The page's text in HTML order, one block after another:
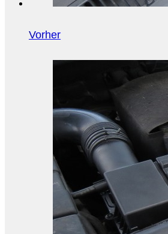
Vorher